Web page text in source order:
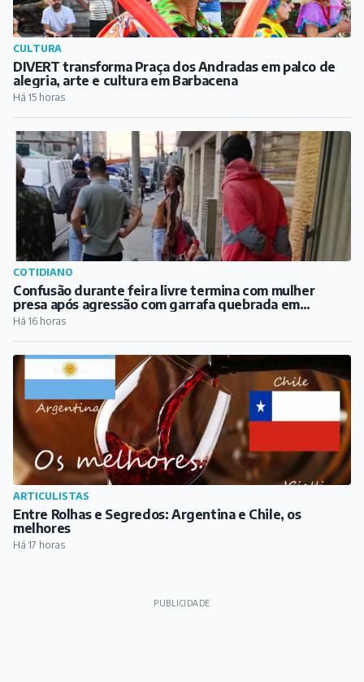
CULTURA
DIVERT transforma Praça dos Andradas em palco de
alegria, arte e cultura em Barbacena
Há 15 horas
COTIDIANO
Confusão durante feira livre termina com mulher
presa após agressão com garrafa quebrada em
Barbacena
Há 16 horas
ARTICULISTAS
Entre Rolhas e Segredos: Argentina e Chile, os
melhores
Há 17 horas
PUBLICIDADE